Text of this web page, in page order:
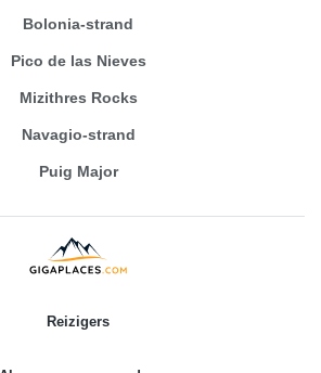
Bolonia-strand
Pico de las Nieves
Mizithres Rocks
Navagio-strand
Puig Major
Reizigers